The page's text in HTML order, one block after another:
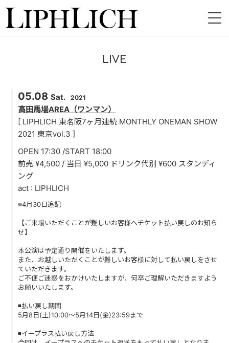
LIVE
INSTORE
VIDEO
DISCOGRAPHY
PAST LIVE
GOODS
CONTACT
MESSAGE
LIVE
05.08 Sat. 2021
高田馬場AREA（ワンマン）
[ LIPHLICH 東名阪7ヶ月連続 MONTHLY ONEMAN SHOW
2021 東京vol.3 ]
OPEN 17:30 /START 18:00
前売 ¥4,500 / 当日 ¥5,000 ドリンク代別 ¥600 スタンディ
ング
act : LIPHLICH
※4月30日追記
【ご来場いただくことが難しいお客様へチケット払い戻しのお知ら
せ】
本公演は予定通り開催をいたします。
また、お越しいただくことが難しいお客様に対して払い戻しをさせ
ていただきます。
ご不便ご迷惑をおかけいたしますが、何卒ご理解いただきますよう
お願いいたします。
◾️払い戻し期間
5月8日(土)10:00～5月14日(金)23:59まで
◾️イープラス払い戻し方法